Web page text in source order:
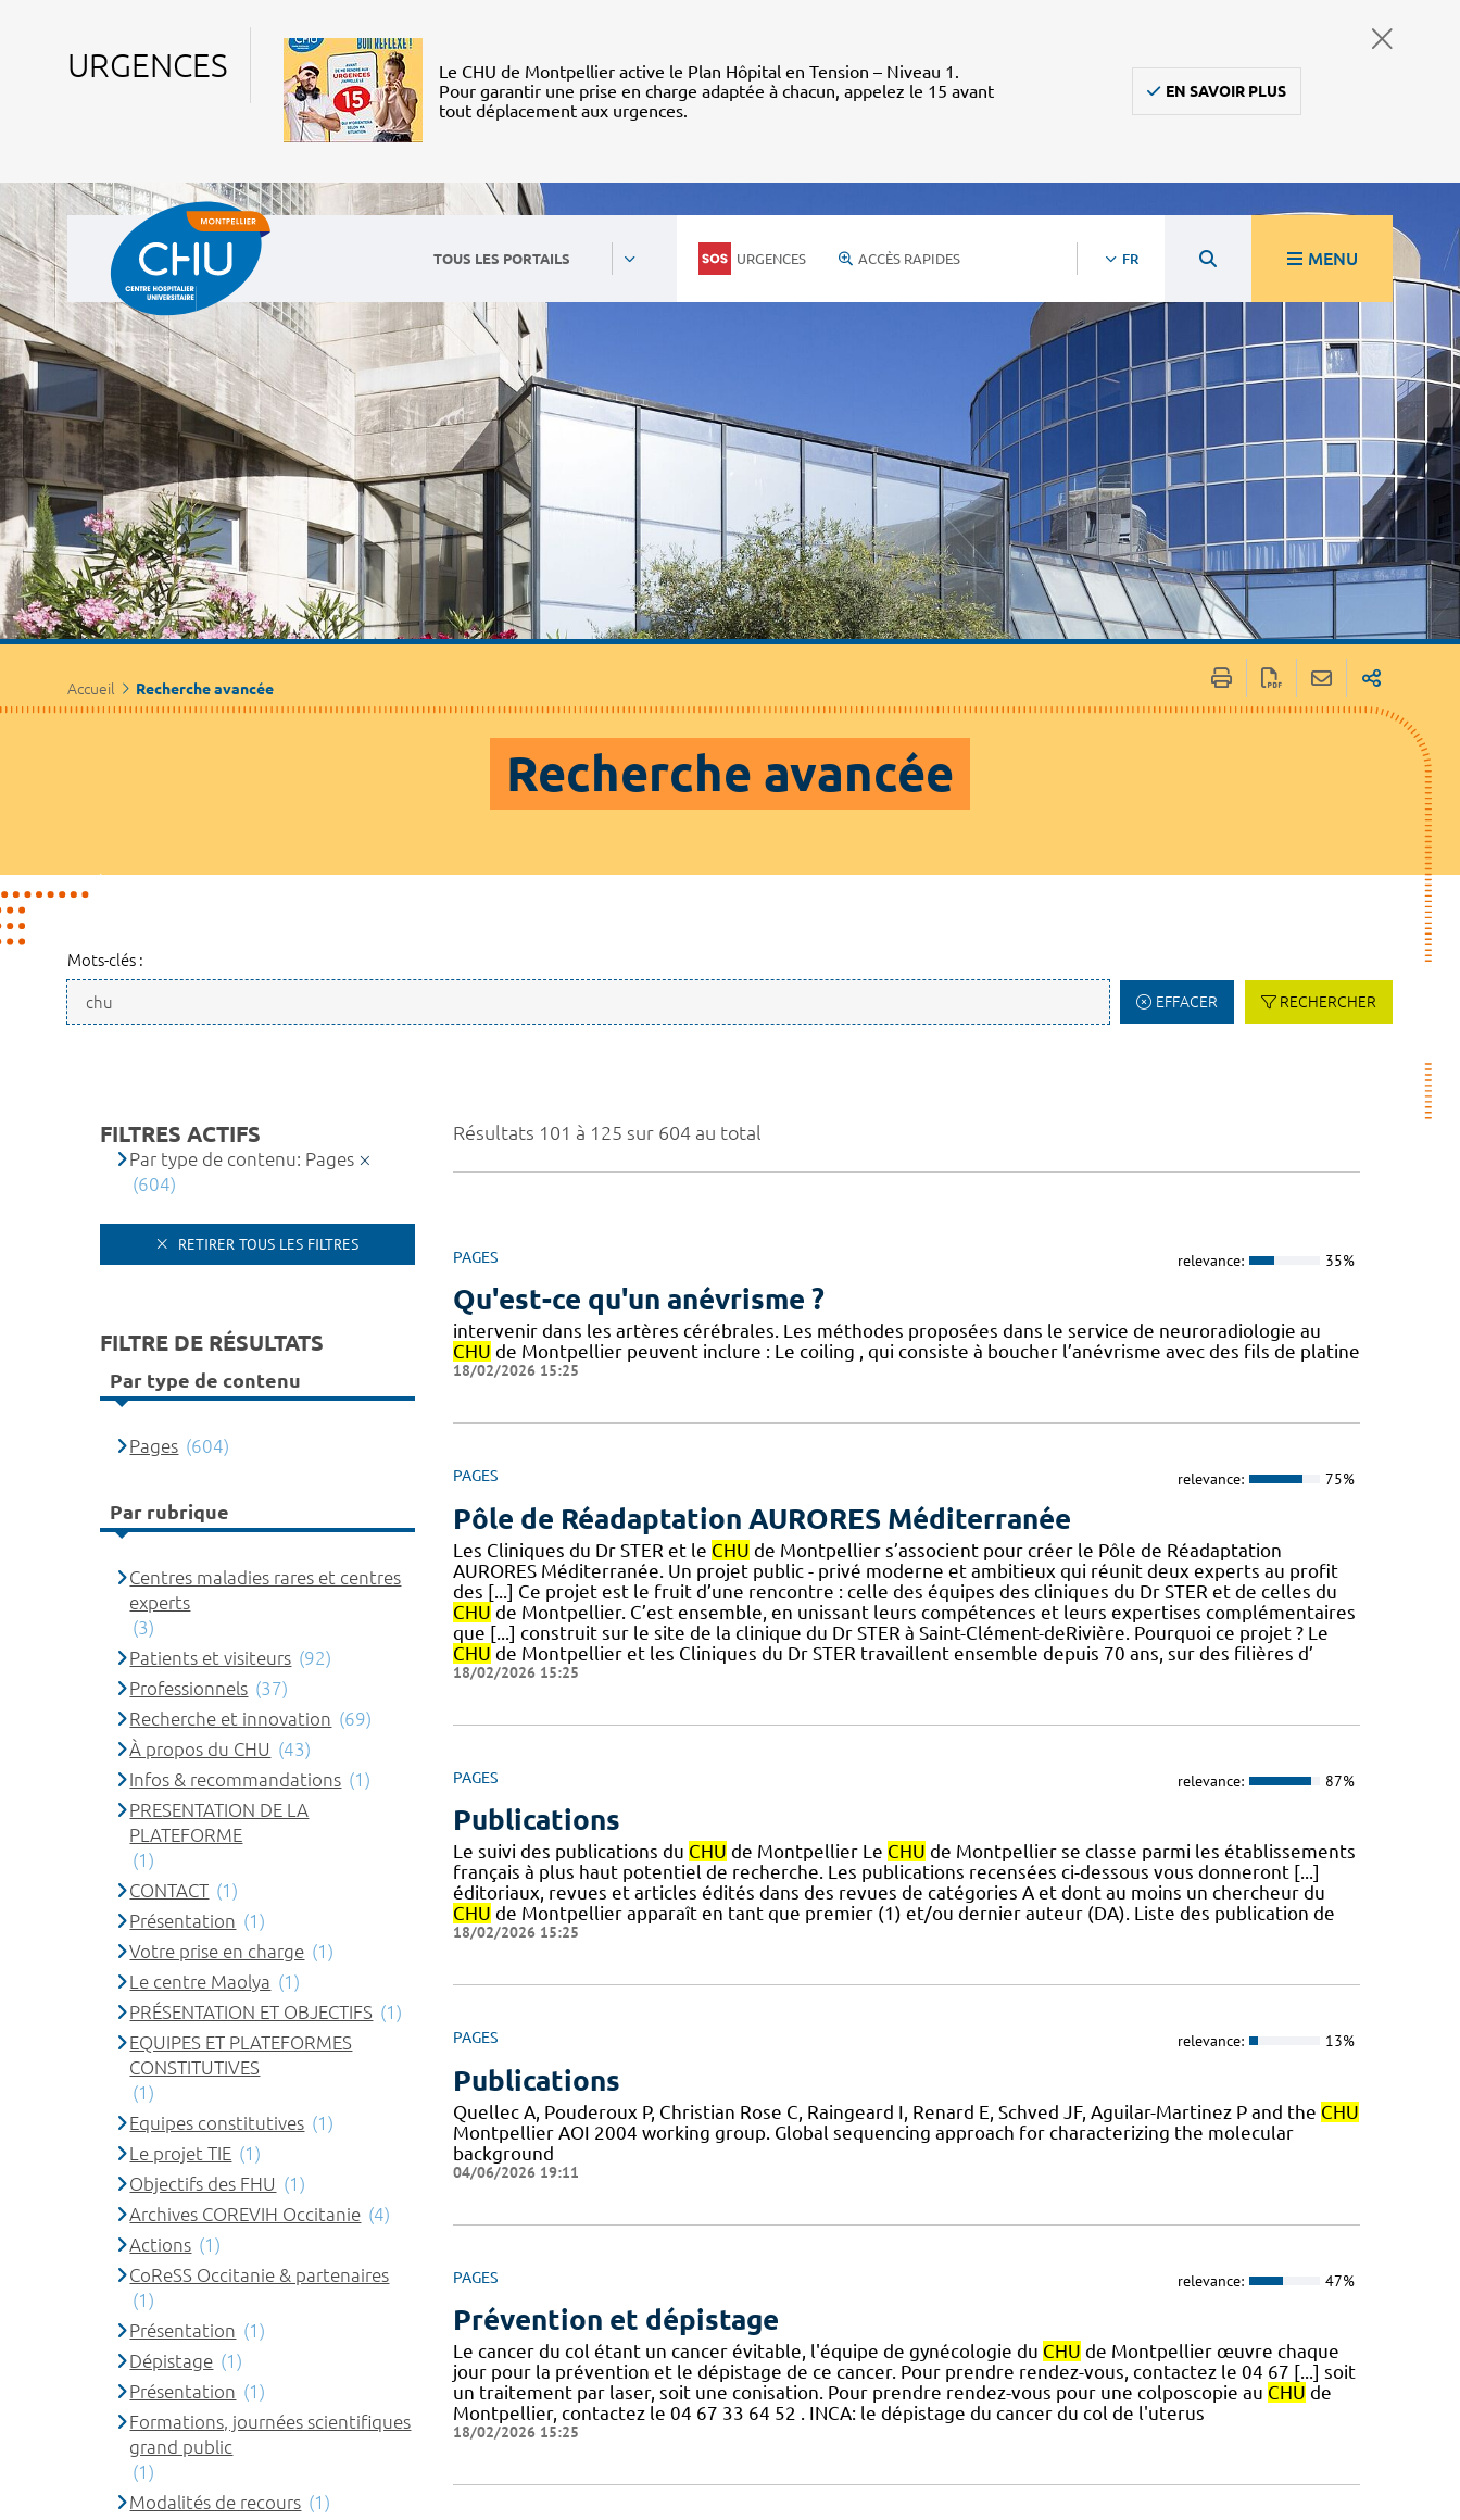
URGENCES
Le CHU de Montpellier active le Plan Hôpital en Tension – Niveau 1.
Pour garantir une prise en charge adaptée à chacun, appelez le 15 avant
tout déplacement aux urgences.
EN SAVOIR PLUS
TOUS LES PORTAILS URGENCES ACCÈS RAPIDES FR MENU
Accueil Recherche avancée
Recherche avancée
Mots-clés :
EFFACER RECHERCHER
Résultats 101 à 125 sur 604 au total
PAGES relevance: 35%
Qu'est-ce qu'un anévrisme ?
intervenir dans les artères cérébrales. Les méthodes proposées dans le service de neuroradiologie au
CHU de Montpellier peuvent inclure : Le coiling , qui consiste à boucher l’anévrisme avec des fils de platine
18/02/2026 15:25
PAGES relevance: 75%
Pôle de Réadaptation AURORES Méditerranée
Les Cliniques du Dr STER et le CHU de Montpellier s’associent pour créer le Pôle de Réadaptation
AURORES Méditerranée. Un projet public - privé moderne et ambitieux qui réunit deux experts au profit
des [...] Ce projet est le fruit d’une rencontre : celle des équipes des cliniques du Dr STER et de celles du
CHU de Montpellier. C’est ensemble, en unissant leurs compétences et leurs expertises complémentaires
que [...] construit sur le site de la clinique du Dr STER à Saint-Clément-deRivière. Pourquoi ce projet ? Le
CHU de Montpellier et les Cliniques du Dr STER travaillent ensemble depuis 70 ans, sur des filières d’
18/02/2026 15:25
PAGES relevance: 87%
Publications
Le suivi des publications du CHU de Montpellier Le CHU de Montpellier se classe parmi les établissements
français à plus haut potentiel de recherche. Les publications recensées ci-dessous vous donneront [...]
éditoriaux, revues et articles édités dans des revues de catégories A et dont au moins un chercheur du
CHU de Montpellier apparaît en tant que premier (1) et/ou dernier auteur (DA). Liste des publication de
18/02/2026 15:25
PAGES relevance: 13%
Publications
Quellec A, Pouderoux P, Christian Rose C, Raingeard I, Renard E, Schved JF, Aguilar-Martinez P and the CHU
Montpellier AOI 2004 working group. Global sequencing approach for characterizing the molecular
background
04/06/2026 19:11
PAGES relevance: 47%
Prévention et dépistage
Le cancer du col étant un cancer évitable, l'équipe de gynécologie du CHU de Montpellier œuvre chaque
jour pour la prévention et le dépistage de ce cancer. Pour prendre rendez-vous, contactez le 04 67 [...] soit
un traitement par laser, soit une conisation. Pour prendre rendez-vous pour une colposcopie au CHU de
Montpellier, contactez le 04 67 33 64 52 . INCA: le dépistage du cancer du col de l'uterus
18/02/2026 15:25
FILTRES ACTIFS
Par type de contenu: Pages
(604)
RETIRER TOUS LES FILTRES
FILTRE DE RÉSULTATS
Par type de contenu
Pages (604)
Par rubrique
Centres maladies rares et centres
experts
(3)
Patients et visiteurs (92)
Professionnels (37)
Recherche et innovation (69)
À propos du CHU (43)
Infos & recommandations (1)
PRESENTATION DE LA
PLATEFORME
(1)
CONTACT (1)
Présentation (1)
Votre prise en charge (1)
Le centre Maolya (1)
PRÉSENTATION ET OBJECTIFS (1)
EQUIPES ET PLATEFORMES
CONSTITUTIVES
(1)
Equipes constitutives (1)
Le projet TIE (1)
Objectifs des FHU (1)
Archives COREVIH Occitanie (4)
Actions (1)
CoReSS Occitanie & partenaires
(1)
Présentation (1)
Dépistage (1)
Présentation (1)
Formations, journées scientifiques
grand public
(1)
Modalités de recours (1)